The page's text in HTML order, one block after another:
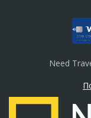
Need